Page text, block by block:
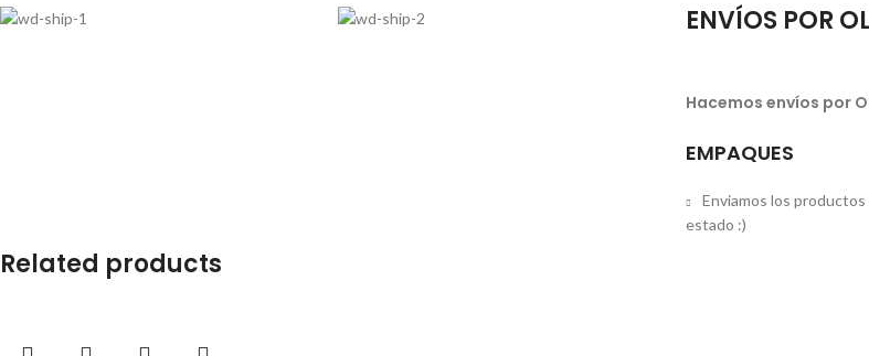
ENVÍOS POR
Hacemos envíos por
EMPAQUES
Enviamos los
estado :)
Related products